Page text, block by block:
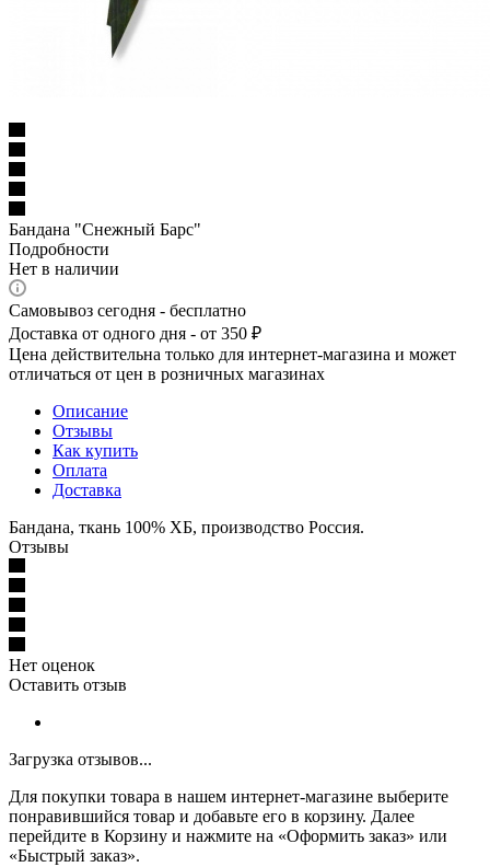
Бандана "Снежный Барс"
Подробности
Нет в наличии
Самовывоз сегодня - бесплатно
Доставка от одного дня - от 350 ₽
Цена действительна только для интернет-магазина и может
отличаться от цен в розничных магазинах
Описание
Отзывы
Как купить
Оплата
Доставка
Бандана, ткань 100% ХБ, производство Россия.
Отзывы
Нет оценок
Оставить отзыв
Загрузка отзывов...
Для покупки товара в нашем интернет-магазине выберите
понравившийся товар и добавьте его в корзину. Далее
перейдите в Корзину и нажмите на «Оформить заказ» или
«Быстрый заказ».